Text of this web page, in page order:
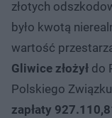
złotych
było kwotą
wartość
Gliwice złożył do
Polskiego
zapłaty